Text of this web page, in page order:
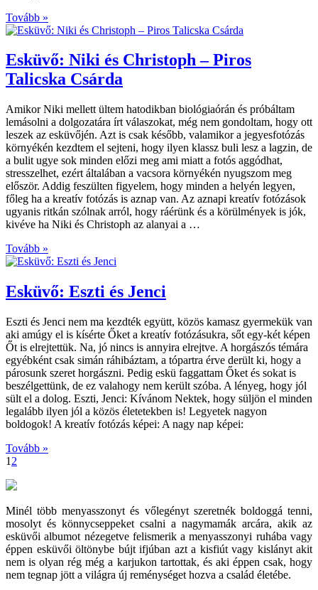
Tovább »
Esküvő: Niki és Christoph – Piros
Talicska Csárda
Amikor Niki mellett ültem hatodikban biológiaórán és próbáltam
lemásolni a dolgozatára írt válaszokat, még nem gondoltam, hogy ott
leszek az esküvőjén. Azt is csak később, valamikor a jegyesfotózás
környékén kezdtem el sejteni, hogy ilyen klassz buli lesz a lagzin, de
a bulit ugye sok minden előzi meg ami miatt a fotós aggódhat,
stresszelhet, ezért általában a vacsora környékén nyugszom meg
először. Addig feszülten figyelem, hogy minden a helyén legyen,
főleg ha a kreatív fotózás is aznap van. Az aznapi kreatív fotózások
ugyanis ritkán szólnak arról, hogy ráérünk és a körülmények is jók,
kivéve ha Niki és Christoph az alanyai a …
Tovább »
Esküvő: Eszti és Jenci
Eszti és Jenci nem ma kezdték együtt, közös kamasz gyermekük van
aki amúgy el is kísérte Őket a kreatív fotózásukra, sőt egy-két képen
Őt is elrejtettük. Na, jó nincs is annyira elrejtve. A horgászós témára
egyébként csak simán ráhibáztam, a tópartra érve derült ki, hogy a
párosunk szeret horgászni. Pedig eskü faggattam Őket és sokat is
beszélgettünk, de ez valahogy nem került szóba. A lényeg, hogy jól
sült el a dolog. Eszti, Jenci: Kívánom Nektek, hogy süljön el minden
legalább ilyen jól a közös életetekben is! Legyetek nagyon
boldogok! A kreatív fotózás képei: A nagy nap képei:
Tovább »
1 2
Minél több menyasszonyt és vőlegényt szeretnék boldoggá tenni,
mosolyt és könnycseppeket csalni a nagymamák arcára, akik az
esküvői albumot nézegetve felismerik a menyasszonyi ruhába vagy
éppen esküvői öltönybe bújt ifjúban azt a kisfiút vagy kislányt akit
nem is olyan rég még a karjukon tartottak, és aki éppen csak, hogy
nem tegnap jött a világra új reménységet hozva a család életébe.